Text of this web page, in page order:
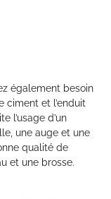
également besoin
ciment et l’enduit
l’usage d’un
une auge et une
qualité de
et une brosse.